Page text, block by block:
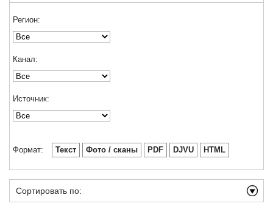
Регион:
Канал:
Источник:
Формат: Текст Фото / сканы PDF DJVU HTML
Сортировать по: